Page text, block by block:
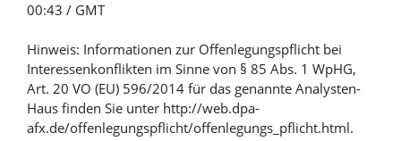
00:43 / GMT
Hinweis: Informationen zur Offenlegungspflicht bei
Interessenkonflikten im Sinne von § 85 Abs. 1 WpHG,
Art. 20 VO (EU) 596/2014 für das genannte Analysten-
Haus finden Sie unter http://web.dpa-
afx.de/offenlegungspflicht/offenlegungs_pflicht.html.